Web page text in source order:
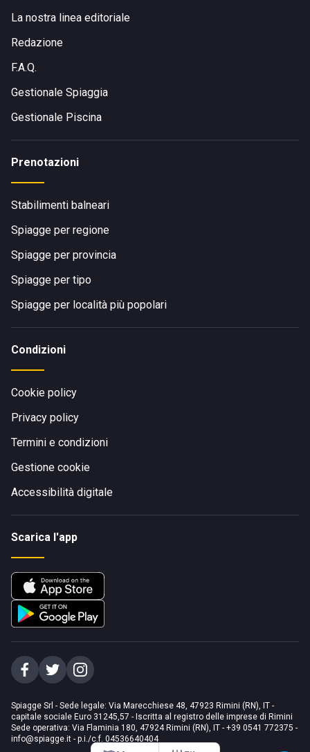
La nostra linea editoriale
Redazione
F.A.Q.
Gestionale Spiaggia
Gestionale Piscina
Prenotazioni
Stabilimenti balneari
Spiagge per regione
Spiagge per provincia
Spiagge per tipo
Spiagge per località più popolari
Condizioni
Cookie policy
Privacy policy
Termini e condizioni
Gestione cookie
Accessibilità digitale
Scarica l'app
Spiagge Srl - Sede legale: Via Marecchiese 48, 47923 Rimini (RN), IT -
capitale sociale Euro 31245,57 - Iscritta al registro delle imprese di Rimini
Sede operativa: Via Flaminia 180, 47924 Rimini (RN), IT - +39 0541 772375 -
info@spiagge.it - p.i./c.f. 04536640404